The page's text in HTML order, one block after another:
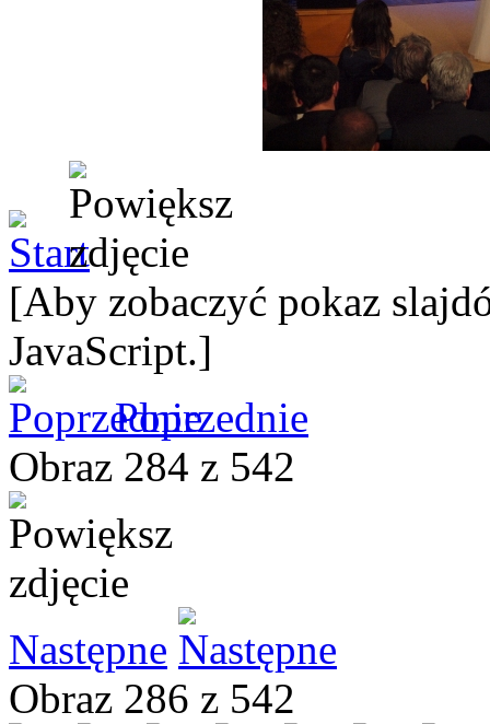
[Aby zobaczyć pokaz
JavaScript.]
Poprzednie
Obraz 284 z 542
Następne
Obraz 286 z 542